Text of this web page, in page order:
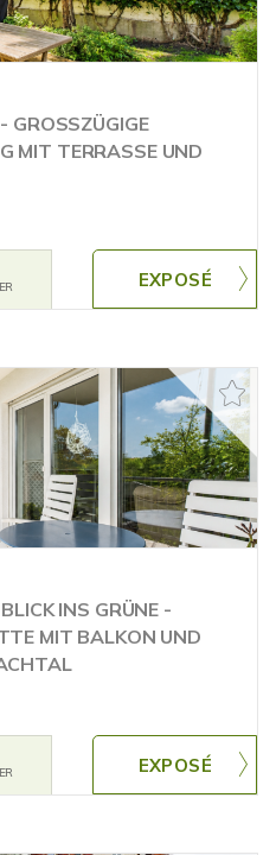
GROSSZÜGIGE
MIT TERRASSE UND
INS GRÜNE -
MIT BALKON UND